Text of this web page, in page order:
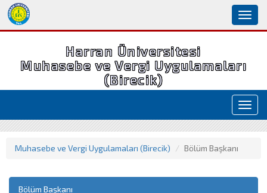
Harran Üniversitesi
Muhasebe ve Vergi Uygulamaları
(Birecik)
Muhasebe ve Vergi Uygulamaları (Birecik) Bölüm Başkanı
Bölüm Başkanı